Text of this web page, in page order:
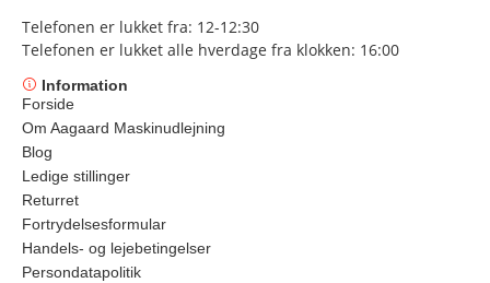
Telefonen er lukket fra: 12-12:30
Telefonen er lukket alle hverdage fra klokken: 16:00
Information
Forside
Om Aagaard Maskinudlejning
Blog
Ledige stillinger
Returret
Fortrydelsesformular
Handels- og lejebetingelser
Persondatapolitik